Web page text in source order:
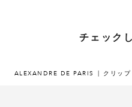
チェック
ALEXANDRE DE PARIS クリップ